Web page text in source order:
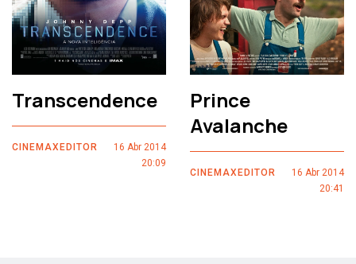
Transcendence
CINEMAXEDITOR
16 Abr 2014
20:09
Prince
Avalanche
CINEMAXEDITOR
16 Abr 2014
20:41